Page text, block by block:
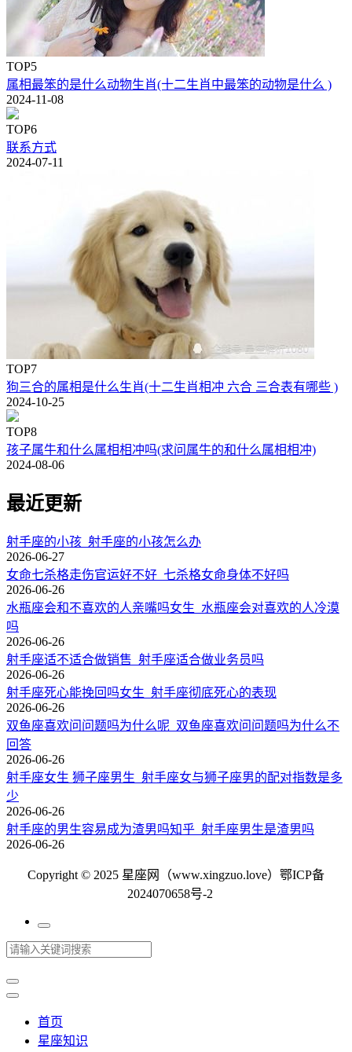
TOP5
属相最笨的是什么动物生肖(十二生肖中最笨的动物是什么 )
2024-11-08
TOP6
联系方式
2024-07-11
TOP7
狗三合的属相是什么生肖(十二生肖相冲 六合 三合表有哪些 )
2024-10-25
TOP8
孩子属牛和什么属相相冲吗(求问属牛的和什么属相相冲)
2024-08-06
最近更新
射手座的小孩_射手座的小孩怎么办
2026-06-27
女命七杀格走伤官运好不好_七杀格女命身体不好吗
2026-06-26
水瓶座会和不喜欢的人亲嘴吗女生_水瓶座会对喜欢的人冷漠
吗
2026-06-26
射手座适不适合做销售_射手座适合做业务员吗
2026-06-26
射手座死心能挽回吗女生_射手座彻底死心的表现
2026-06-26
双鱼座喜欢问问题吗为什么呢_双鱼座喜欢问问题吗为什么不
回答
2026-06-26
射手座女生 狮子座男生_射手座女与狮子座男的配对指数是多
少
2026-06-26
射手座的男生容易成为渣男吗知乎_射手座男生是渣男吗
2026-06-26
Copyright © 2025 星座网（www.xingzuo.love） 鄂ICP备
2024070658号-2
首页
星座知识